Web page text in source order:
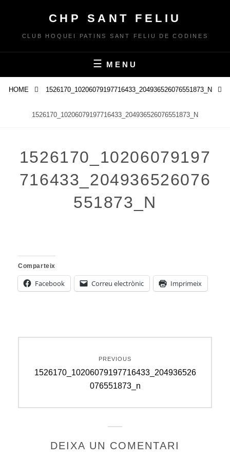
content
CHP SANT FELIU
CLUB HOQUEI PATINS SANT FELIU DE CODINES
MENU
HOME 1526170_10206079197716433_204936526076551873_N
1526170_10206079197716433_204936526076551873_N
1526170_10206079197
716433_204936526076
551873_N
Comparteix
Facebook Correu electrònic Imprimeix
d'entrades
PREVIOUS
Previous
1526170_10206079197716433_204936526
076551873_n
DEIXA UN COMENTARI